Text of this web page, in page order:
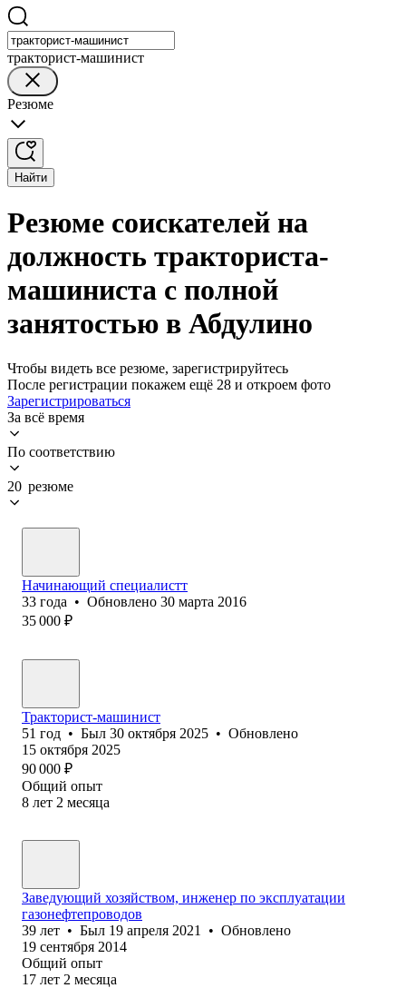
тракторист-машинист
Резюме
Найти
Резюме соискателей на
должность тракториста-
машиниста с полной
занятостью в Абдулино
Чтобы видеть все резюме, зарегистрируйтесь
После регистрации покажем ещё 28 и откроем фото
Зарегистрироваться
За всё время
По соответствию
20 резюме
Начинающий специалистт
33 года • Обновлено 30 марта 2016
35 000 ₽
Тракторист-машинист
51 год • Был 30 октября 2025 • Обновлено
15 октября 2025
90 000 ₽
Общий опыт
8 лет 2 месяца
Заведующий хозяйством, инженер по эксплуатации
газонефтепроводов
39 лет • Был 19 апреля 2021 • Обновлено
19 сентября 2014
Общий опыт
17 лет 2 месяца